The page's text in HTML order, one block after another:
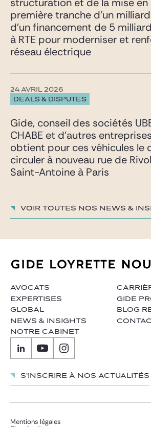
première tranche d’un milliard
d’un financement de 5
à RTE pour moderniser et
réseau électrique
DEALS & DISPUTES
24 AVRIL 2026
Gide, conseil des sociétés
CHABE et d’autres
obtient pour ces véhicules le
circuler à nouveau rue de
Saint-Antoine à Paris
Voir toutes nos News &
AVOCATS
EXPERTISES
GLOBAL
NEWS & INSIGHTS
NOTRE CABINET
GIDE
BLOG
S'inscrire à nos actualités
Mentions légales